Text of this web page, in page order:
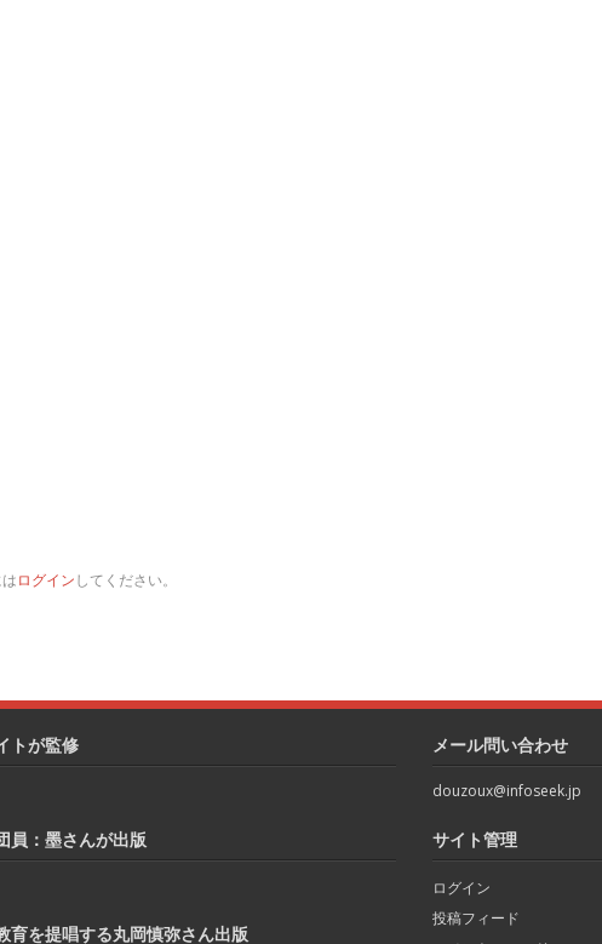
ログインしてください。
トが監修
員：墨さんが出版
育を提唱する丸岡慎弥さん出版
メール問い合わせ
douzoux@infoseek.jp
サイト管理
ログイン
投稿フィード